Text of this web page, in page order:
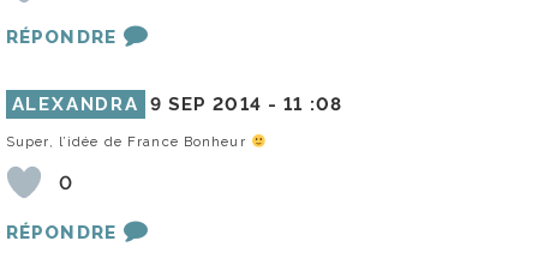
RÉPONDRE
ALEXANDRA 9 SEP 2014 -11 :08
Super, l’idée de France Bonheur
0
RÉPONDRE